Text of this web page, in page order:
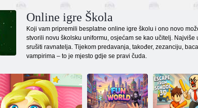
Online igre Škola
Koji vam pripremili besplatne online igre školu i ono novo
stvorili novu školsku uniformu, osjećam se kao učitelj.
srušiti ravnatelja. Tijekom predavanja, također, zezanciju,
vampirima – to je mjesto gdje se pravi čuda.